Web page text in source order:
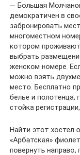
— Большая
демократичен в
забронировать
многоместном
котором
выбрать
женском номере.
можно взять
место. Бесплатно
белье и полотенца,
стойка
Найти этот хостел
«Арбатская»
повернуть